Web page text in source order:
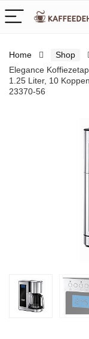
Home Shop
Elegance
1.25 Liter, 10
23370-56